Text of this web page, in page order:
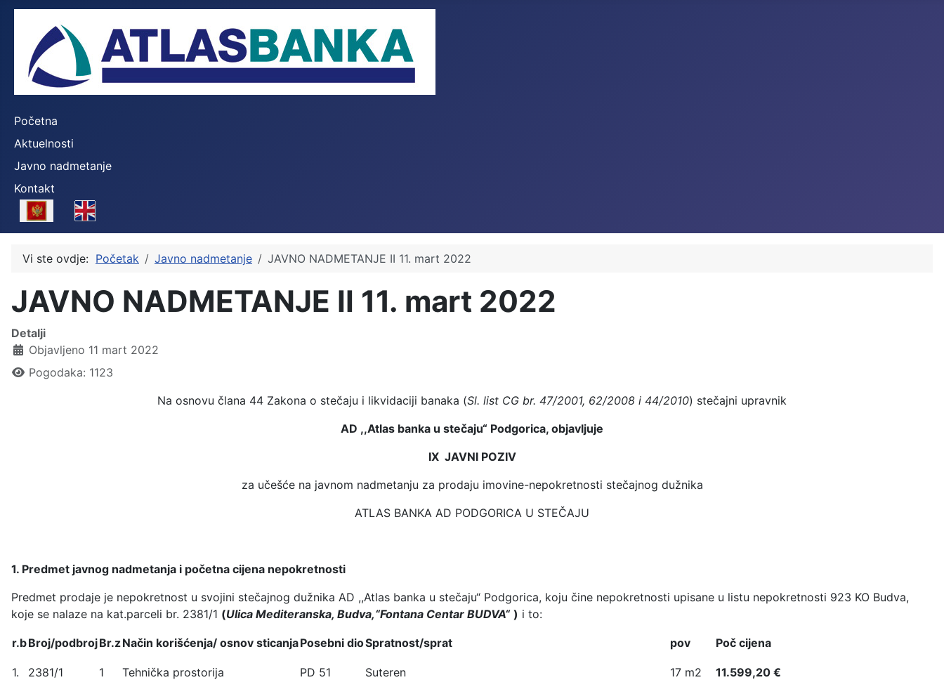
Početna
Aktuelnosti
Javno nadmetanje
Kontakt
Select your language
Vi ste ovdje: Početak Javno nadmetanje JAVNO NADMETANJE II 11. mart 2022
JAVNO NADMETANJE II 11. mart 2022
Detalji
Objavljeno 11 mart 2022
Pogodaka: 1123
Na osnovu člana 44 Zakona o stečaju i likvidaciji banaka (Sl. list CG br. 47/2001, 62/2008 i 44/2010) stečajni upravnik
AD ,,Atlas banka u stečaju“ Podgorica, objavljuje
IX JAVNI POZIV
za učešće na javnom nadmetanju za prodaju imovine-nepokretnosti stečajnog dužnika
ATLAS BANKA AD PODGORICA U STEČAJU
1. Predmet javnog nadmetanja i početna cijena nepokretnosti
Predmet prodaje je nepokretnost u svojini stečajnog dužnika AD ,,Atlas banka u stečaju“ Podgorica, koju čine nepokretnosti upisane u listu nepokretnosti 923 KO Budva,
koje se nalaze na kat.parceli br. 2381/1 (Ulica Mediteranska, Budva,“Fontana Centar BUDVA“ ) i to:
r.bBroj/podbrojBr.zNačin korišćenja/ osnov sticanjaPosebni dioSpratnost/sprat pov Poč cijena
1. 2381/1 1 Tehnička prostorija PD 51 Suteren 17 m2 11.599,20 €